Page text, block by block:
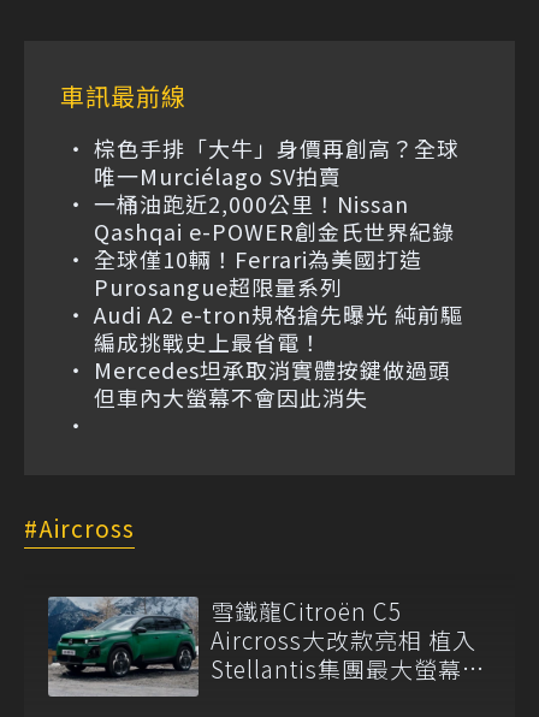
車訊最前線
棕色手排「大牛」身價再創高？全球
唯一Murciélago SV拍賣
一桶油跑近2,000公里！Nissan
Qashqai e-POWER創金氏世界紀錄
全球僅10輛！Ferrari為美國打造
Purosangue超限量系列
Audi A2 e-tron規格搶先曝光 純前驅
編成挑戰史上最省電！
Mercedes坦承取消實體按鍵做過頭
但車內大螢幕不會因此消失
Aircross
雪鐵龍Citroën C5
Aircross大改款亮相 植入
Stellantis集團最大螢幕進